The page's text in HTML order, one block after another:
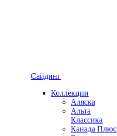
Сайдинг
Коллекции
Аляска
Альта
Классика
Канада Плюс